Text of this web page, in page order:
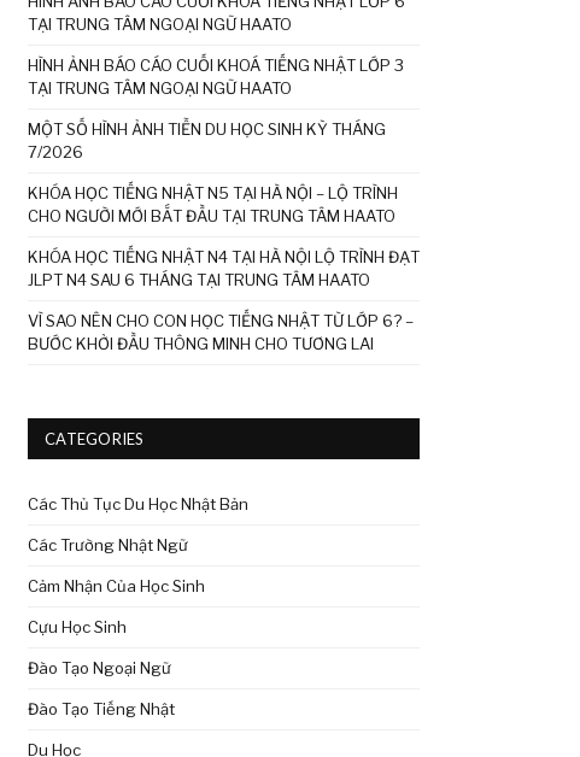
TẠI TRUNG TÂM NGOẠI NGỮ HAATO
HÌNH ẢNH BÁO CÁO CUỐI KHOÁ TIẾNG NHẬT LỚP 3
TẠI TRUNG TÂM NGOẠI NGỮ HAATO
MỘT SỐ HÌNH ẢNH TIỄN DU HỌC SINH KỲ THÁNG
7/2026
KHÓA HỌC TIẾNG NHẬT N5 TẠI HÀ NỘI – LỘ TRÌNH
CHO NGƯỜI MỚI BẮT ĐẦU TẠI TRUNG TÂM HAATO
KHÓA HỌC TIẾNG NHẬT N4 TẠI HÀ NỘI LỘ TRÌNH ĐẠT
JLPT N4 SAU 6 THÁNG TẠI TRUNG TÂM HAATO
VÌ SAO NÊN CHO CON HỌC TIẾNG NHẬT TỪ LỚP 6? –
BƯỚC KHỞI ĐẦU THÔNG MINH CHO TƯƠNG LAI
CATEGORIES
Các Thủ Tục Du Học Nhật Bản
Các Trường Nhật Ngữ
Cảm Nhận Của Học Sinh
Cựu Học Sinh
Đào Tạo Ngoại Ngữ
Đào Tạo Tiếng Nhật
Du Học